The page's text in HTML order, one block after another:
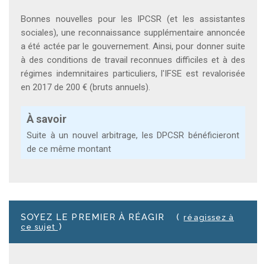
Bonnes nouvelles pour les IPCSR (et les assistantes
sociales), une reconnaissance supplémentaire annoncée
a été actée par le gouvernement. Ainsi, pour donner suite
à des conditions de travail reconnues difficiles et à des
régimes indemnitaires particuliers, l'IFSE est revalorisée
en 2017 de 200 € (bruts annuels).
À savoir
Suite à un nouvel arbitrage, les DPCSR bénéficieront
de ce même montant
SOYEZ LE PREMIER À RÉAGIR ( réagissez à
ce sujet )